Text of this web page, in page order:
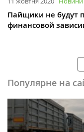
Пайщики не будут
финансовой
Популярне на